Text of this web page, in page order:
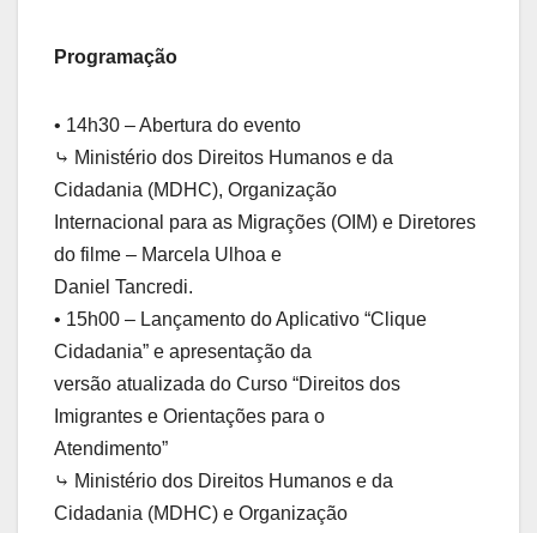
Programação
• 14h30 – Abertura do evento
⤷ Ministério dos Direitos Humanos e da
Cidadania (MDHC), Organização
Internacional para as Migrações (OIM) e Diretores
do filme – Marcela Ulhoa e
Daniel Tancredi.
• 15h00 – Lançamento do Aplicativo “Clique
Cidadania” e apresentação da
versão atualizada do Curso “Direitos dos
Imigrantes e Orientações para o
Atendimento”
⤷ Ministério dos Direitos Humanos e da
Cidadania (MDHC) e Organização